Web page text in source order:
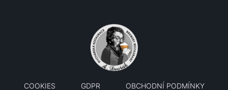
COOKIES GDPR OBCHODNÍ PODMÍNKY